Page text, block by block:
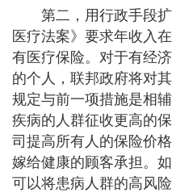
第二，用行政手段扩
医疗法案》要求年收入
有医疗保险。对于有经
的个人，联邦政府将对
规定与前一项措施是相
疾病的人群征收更高的
司提高所有人的保险价
嫁给健康的顾客承担。
可以将患病人群的高风